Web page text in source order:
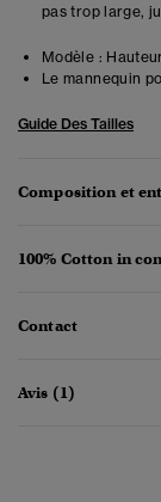
pas trop large,
Modèle :
Le mannequin
Guide Des Tailles
Composition et
100% Cotton in
Contact
Avis (1)